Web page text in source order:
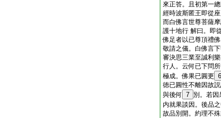
來正答。且初第一
經時波斯匿王即從
而白佛言世尊菩薩
護十地行 解曰。即
佛足者以已尊頂禮
敬請之儀。白佛言
審決思三業至誠利
行人。云何已下問
極成。佛果已圓更 6
徳已圓性不離因故
與後何 7 別。若
内就果談因。後品
故品別開。約理不